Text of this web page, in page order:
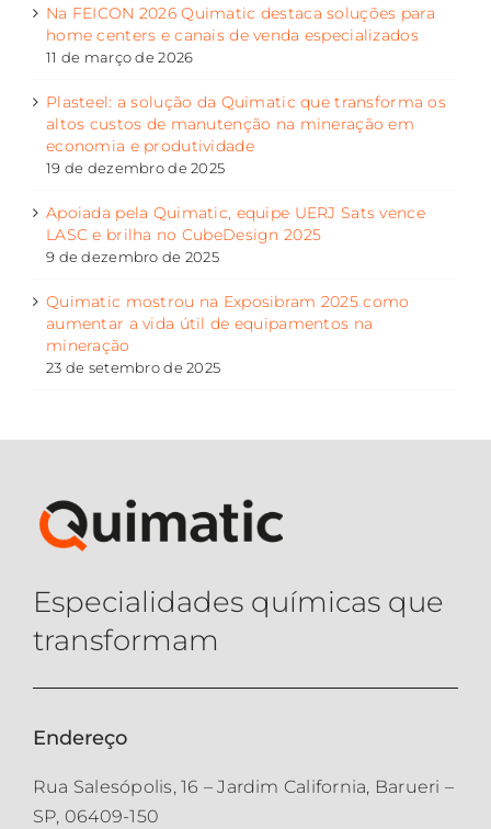
Na FEICON 2026 Quimatic destaca soluções para
home centers e canais de venda especializados
11 de março de 2026
Plasteel: a solução da Quimatic que transforma os
altos custos de manutenção na mineração em
economia e produtividade
19 de dezembro de 2025
Apoiada pela Quimatic, equipe UERJ Sats vence
LASC e brilha no CubeDesign 2025
9 de dezembro de 2025
Quimatic mostrou na Exposibram 2025 como
aumentar a vida útil de equipamentos na
mineração
23 de setembro de 2025
Especialidades químicas que
transformam
Endereço
Rua Salesópolis, 16 – Jardim California, Barueri –
SP, 06409-150